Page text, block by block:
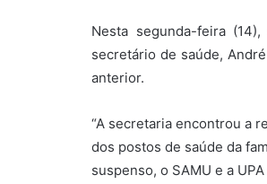
Nesta segunda-feira
secretário de saúde,
anterior.
“A secretaria encontrou a
dos postos de saúde da
suspenso, o SAMU e a